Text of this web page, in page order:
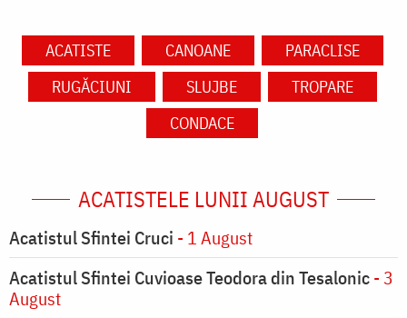
ACATISTE CANOANE
PARACLISE
RUGĂCIUNI
SLUJBE
TROPARE
CONDACE
ACATISTELE LUNII AUGUST
Acatistul Sfintei Cruci - 1 August
Acatistul Sfintei Cuvioase Teodora din Tesalonic- 3
August